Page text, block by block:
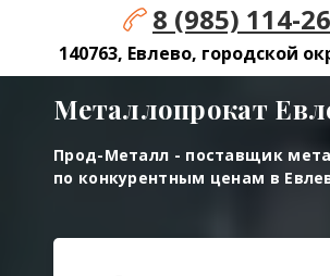
8 (985) 114-
140763, Евлево, городской
Металлопрокат
Прод-Металл - поставщик
по конкурентным ценам в